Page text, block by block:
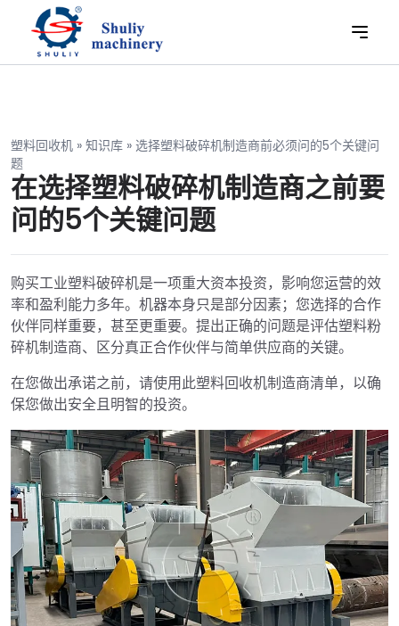
塑料回收机 » 知识库 » 选择塑料破碎机制造商前必须问的5个关键问
题
在选择塑料破碎机制造商之前要
问的5个关键问题
购买工业塑料破碎机是一项重大资本投资，影响您运营的效
率和盈利能力多年。机器本身只是部分因素；您选择的合作
伙伴同样重要，甚至更重要。提出正确的问题是评估塑料粉
碎机制造商、区分真正合作伙伴与简单供应商的关键。
在您做出承诺之前，请使用此塑料回收机制造商清单，以确
保您做出安全且明智的投资。